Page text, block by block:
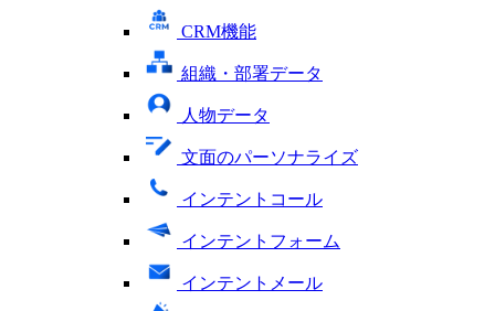
CRM機能
組織・部署データ
人物データ
文面のパーソナライズ
インテントコール
インテントフォーム
インテントメール